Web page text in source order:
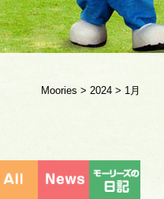
Moories > 2024 > 1月